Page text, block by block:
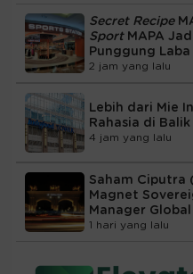
Secret Recipe
Sport MAPA
Punggung Laba
2 jam yang lalu
Lebih dari Mie
Rahasia di
4 jam yang lalu
Saham Ciputra
Magnet
Manager Global
1 hari yang lalu